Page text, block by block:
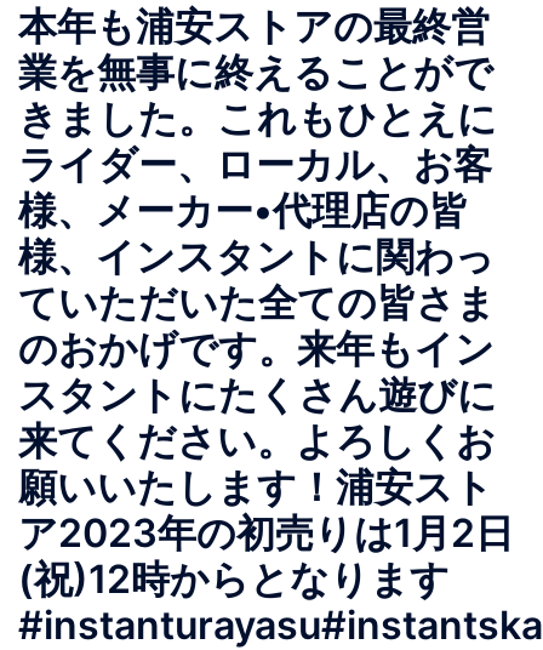
本年も浦安ストアの最終営
業を無事に終えることがで
きました。これもひとえに
ライダー、ローカル、お客
様、メーカー•代理店の皆
様、インスタントに関わっ
ていただいた全ての皆さま
のおかげです。来年もイン
スタントにたくさん遊びに
来てください。よろしくお
願いいたします！浦安スト
ア2023年の初売りは1月2日
(祝)12時からとなります